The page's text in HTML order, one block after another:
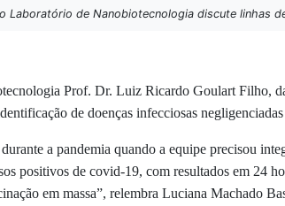
Laboratório de Nanobiotecnologia discute linhas
Prof. Dr. Luiz Ricardo Goulart Filho,
de doenças infecciosas
durante a pandemia quando a equipe precisou
positivos de covid-19, com resultados em 24
em massa”, relembra Luciana Machado